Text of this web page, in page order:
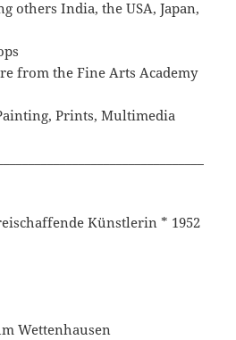
others India, the USA, Japan,
from the Fine Arts Academy
Prints, Multimedia
Künstlerin * 1952
Wettenhausen